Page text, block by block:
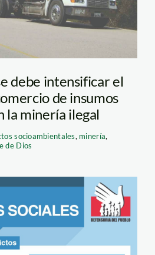
debe intensificar el
de insumos
la minería ilegal
socioambientales, minería,
de Dios
conflictos
del